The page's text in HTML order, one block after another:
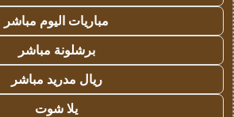
مباريات اليوم مباشر
برشلونة مباشر
ريال مدريد مباشر
يلا شوت